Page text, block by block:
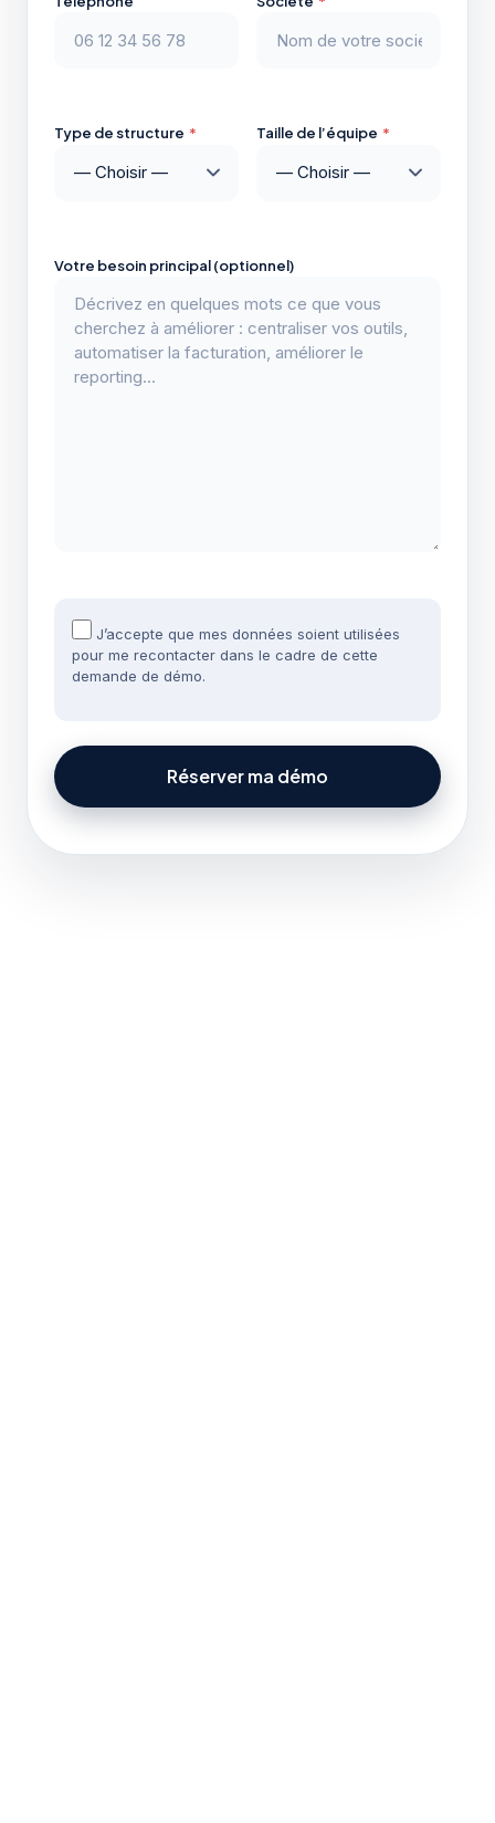
Type de structure * Taille de l’équipe *
Votre besoin principal (optionnel)
J’accepte que mes données soient utilisées
pour me recontacter dans le cadre de cette
demande de démo.